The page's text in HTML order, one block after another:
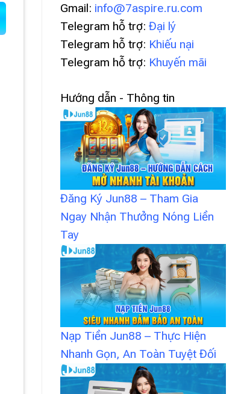
Gmail: info@7aspire.ru.com
Telegram hỗ trợ: Đại lý
Telegram hỗ trợ: Khiếu nại
Telegram hỗ trợ: Khuyến mãi
Hướng dẫn - Thông tin
Đăng Ký Jun88 – Tham Gia
Ngay Nhận Thưởng Nóng Liền
Tay
Nạp Tiền Jun88 – Thực Hiện
Nhanh Gọn, An Toàn Tuyệt Đối